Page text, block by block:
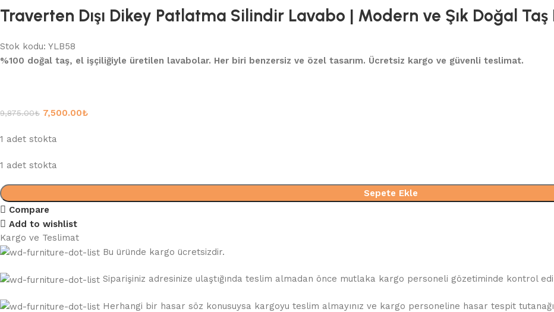
Traverten Dışı Dikey Patlatma Silindir Lavabo | Modern ve Şık Doğal
Stok kodu:YLB58
%100 doğal taş, el işçiliğiyle üretilen lavabolar. Her biri benzersiz ve özel tasarım. Ücretsiz kargo ve güvenli teslimat.
9,875.00₺ 7,500.00₺
1 adet stokta
1 adet stokta
Sepete Ekle
Compare
Add to wishlist
Kargo ve Teslimat
Bu üründe kargo ücretsizdir.
Siparişiniz adresinize ulaştığında teslim almadan önce mutlaka kargo personeli gözetiminde kontrol
Herhangi bir hasar söz konusuysa kargoyu teslim almayınız ve kargo personeline hasar tespit